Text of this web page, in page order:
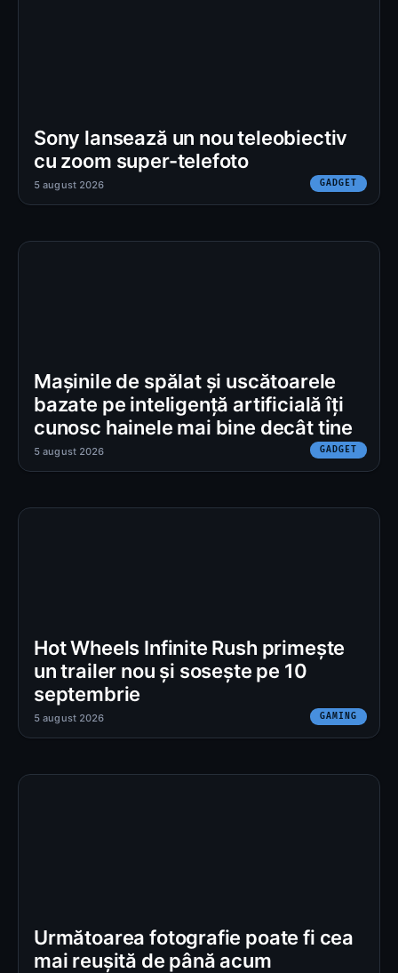
Sony lansează un nou teleobiectiv
cu zoom super-telefoto
GADGET
5 august 2026
Mașinile de spălat și uscătoarele
bazate pe inteligență artificială îți
cunosc hainele mai bine decât tine
GADGET
5 august 2026
Hot Wheels Infinite Rush primește
un trailer nou și sosește pe 10
septembrie
GAMING
5 august 2026
Următoarea fotografie poate fi cea
mai reușită de până acum